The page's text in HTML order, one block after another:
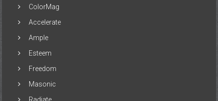
ColorMag
Accelerate
Ample
Esteem
Freedom
Masonic
Radiate